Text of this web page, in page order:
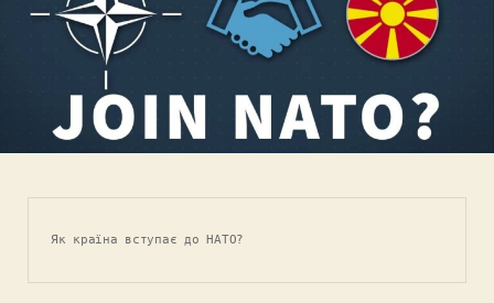
Як країна вступає до НАТО?